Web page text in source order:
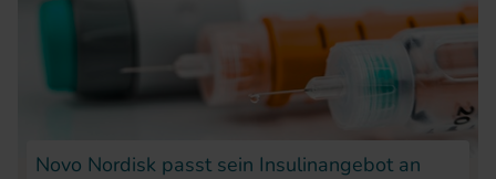
Novo Nordisk passt sein Insulinangebot an